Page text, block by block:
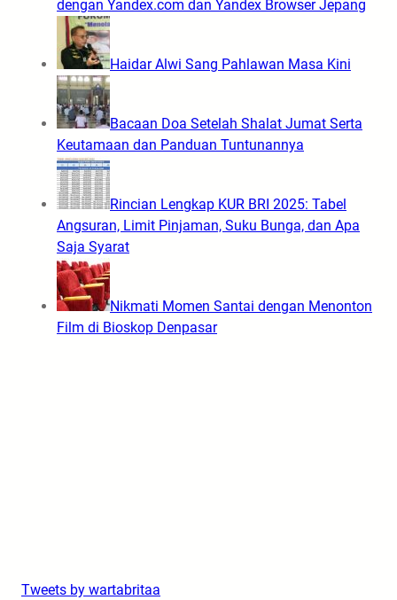
dengan Yandex.com dan Yandex Browser Jepang
Haidar Alwi Sang Pahlawan Masa Kini
Bacaan Doa Setelah Shalat Jumat Serta
Keutamaan dan Panduan Tuntunannya
Rincian Lengkap KUR BRI 2025: Tabel
Angsuran, Limit Pinjaman, Suku Bunga, dan Apa
Saja Syarat
Nikmati Momen Santai dengan Menonton
Film di Bioskop Denpasar
Tweets by wartabritaa